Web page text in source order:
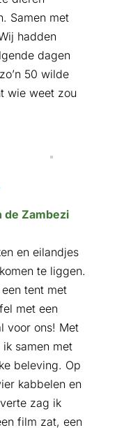
Samen met
hadden
dagen
50 wilde
wie weet zou
de Zambezi
en eilandjes
te liggen.
tent met
met een
voor ons! Met
samen met
beleving. Op
kabbelen en
zag ik
film zat, een